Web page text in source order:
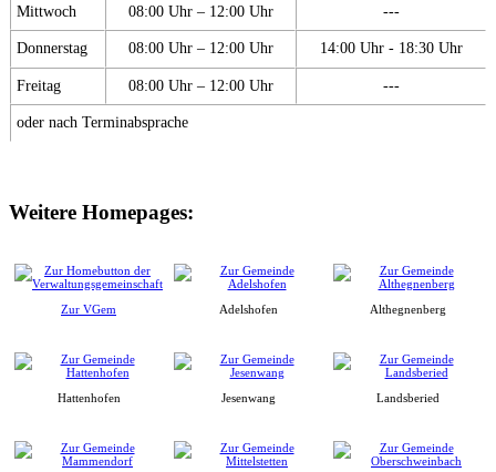
Mittwoch 08:00 Uhr – 12:00 Uhr ---
Donnerstag 08:00 Uhr – 12:00 Uhr 14:00 Uhr - 18:30 Uhr
Freitag 08:00 Uhr – 12:00 Uhr ---
oder nach Terminabsprache
Weitere Homepages:
Zur VGem Adelshofen Althegnenberg
Hattenhofen Jesenwang Landsberied